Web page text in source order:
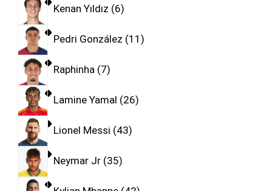
Kenan Yıldız 6
Pedri González 11
Raphinha 7
Lamine Yamal 26
Lionel Messi 43
Neymar Jr 35